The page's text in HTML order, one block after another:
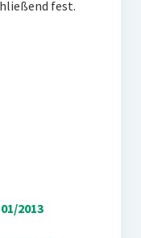
fest.
2013